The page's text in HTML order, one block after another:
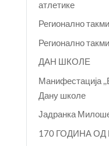
атлетике
Регионално
Регионално
ДАН ШКОЛЕ
Манифестација
Дану школе
Јадранка
170 ГОДИНА